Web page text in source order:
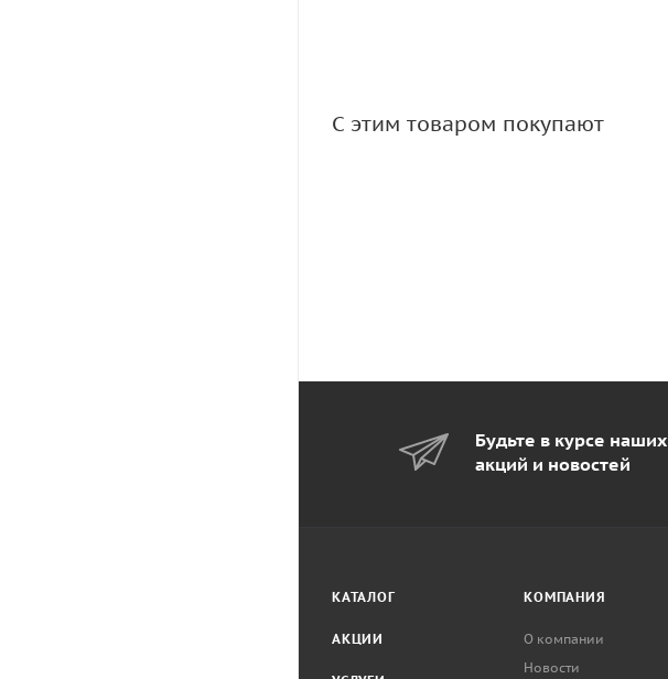
С этим товаром покупают
Будьте в курсе наших
акций и новостей
КАТАЛОГ
АКЦИИ
КОМПАНИЯ
О компании
Новости